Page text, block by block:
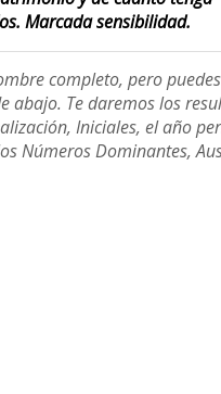
Marcada sensibilidad.
completo, pero puedes
abajo. Te daremos los
Iniciales, el año
Números Dominantes,